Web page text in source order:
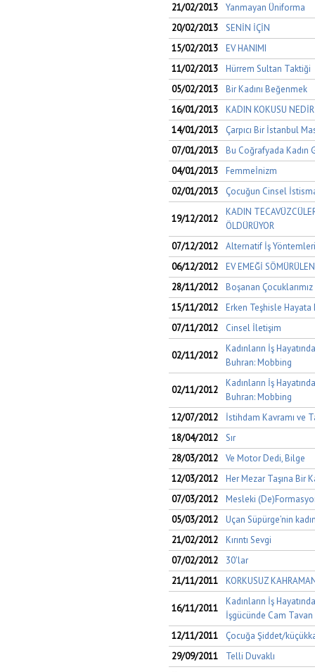
21/02/2013
Yanmayan Üniforma
20/02/2013
SENİN İÇİN
15/02/2013
EV HANIMI
11/02/2013
Hürrem Sultan Taktiği
05/02/2013
Bir Kadını Beğenmek
16/01/2013
KADIN KOKUSU
14/01/2013
Çarpıcı Bir İstanbul
07/01/2013
Bu Coğrafyada Kadın
04/01/2013
Femmeİnizm
02/01/2013
Çocuğun Cinsel
19/12/2012
KADIN
ÖLDÜRÜYOR
07/12/2012
Alternatif İş Yöntemleri
06/12/2012
EV EMEĞİ
28/11/2012
Boşanan
15/11/2012
Erken Teşhisle Hayata
07/11/2012
Cinsel İletişim
02/11/2012
Kadınların İş
Buhran: Mobbing
02/11/2012
Kadınların İş
Buhran: Mobbing
12/07/2012
İstihdam Kavramı ve
18/04/2012
Sır
28/03/2012
Ve Motor Dedi, Bilge
12/03/2012
Her Mezar Taşına Bir
07/03/2012
Mesleki
05/03/2012
Uçan Süpürge’nin
21/02/2012
Kırıntı Sevgi
07/02/2012
30'lar
21/11/2011
KORKUSUZ
16/11/2011
Kadınların İş
İşgücünde Cam
12/11/2011
Çocuğa Şiddet/
29/09/2011
Telli Duvaklı